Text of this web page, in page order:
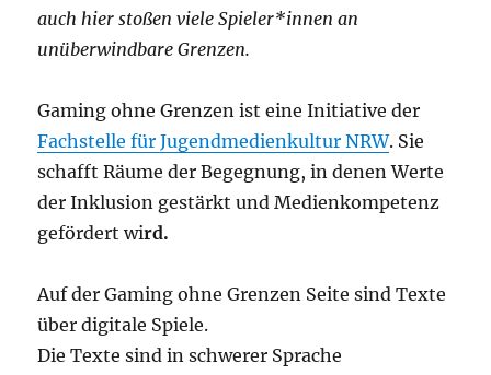
auch hier stoßen viele Spieler*innen an
unüberwindbare Grenzen.
Gaming ohne Grenzen ist eine Initiative der
Fachstelle für Jugendmedienkultur NRW. Sie
schafft Räume der Begegnung, in denen Werte
der Inklusion gestärkt und Medienkompetenz
gefördert wird.
Auf der Gaming ohne Grenzen Seite sind Texte
über digitale Spiele.
Die Texte sind in schwerer Sprache